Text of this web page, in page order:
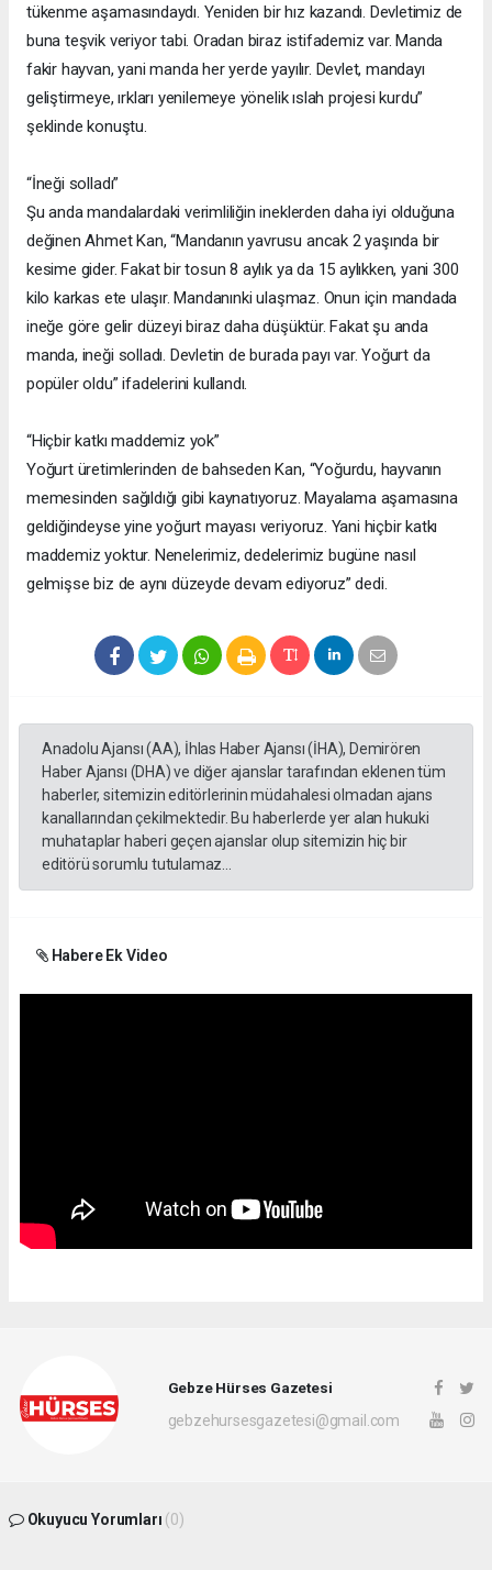
tükenme aşamasındaydı. Yeniden bir hız kazandı. Devletimiz de
buna teşvik veriyor tabi. Oradan biraz istifademiz var. Manda
fakir hayvan, yani manda her yerde yayılır. Devlet, mandayı
geliştirmeye, ırkları yenilemeye yönelik ıslah projesi kurdu”
şeklinde konuştu.
“İneği solladı”
Şu anda mandalardaki verimliliğin ineklerden daha iyi olduğuna
değinen Ahmet Kan, “Mandanın yavrusu ancak 2 yaşında bir
kesime gider. Fakat bir tosun 8 aylık ya da 15 aylıkken, yani 300
kilo karkas ete ulaşır. Mandanınki ulaşmaz. Onun için mandada
ineğe göre gelir düzeyi biraz daha düşüktür. Fakat şu anda
manda, ineği solladı. Devletin de burada payı var. Yoğurt da
popüler oldu” ifadelerini kullandı.
“Hiçbir katkı maddemiz yok”
Yoğurt üretimlerinden de bahseden Kan, “Yoğurdu, hayvanın
memesinden sağıldığı gibi kaynatıyoruz. Mayalama aşamasına
geldiğindeyse yine yoğurt mayası veriyoruz. Yani hiçbir katkı
maddemiz yoktur. Nenelerimiz, dedelerimiz bugüne nasıl
gelmişse biz de aynı düzeyde devam ediyoruz” dedi.
Anadolu Ajansı (AA), İhlas Haber Ajansı (İHA), Demirören
Haber Ajansı (DHA) ve diğer ajanslar tarafından eklenen tüm
haberler, sitemizin editörlerinin müdahalesi olmadan ajans
kanallarından çekilmektedir. Bu haberlerde yer alan hukuki
muhataplar haberi geçen ajanslar olup sitemizin hiç bir
editörü sorumlu tutulamaz...
Habere Ek Video
Gebze Hürses Gazetesi
gebzehursesgazetesi@gmail.com
Okuyucu Yorumları (0)